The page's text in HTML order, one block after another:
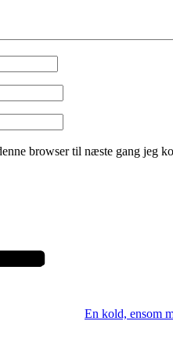
browser til næste gang jeg
En kold, ensom